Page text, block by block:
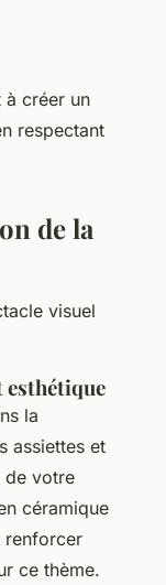
à créer un
respectant
de la
visuel
esthétique
la
assiettes et
de votre
céramique
renforcer
ce thème.